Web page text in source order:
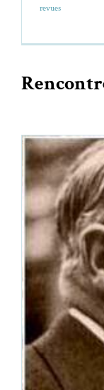
revues
Trois